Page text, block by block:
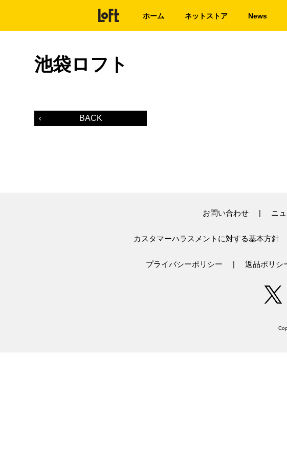
ホーム ネットストア News
池袋ロフト
BACK
お問い合わせ ニ
カスタマーハラスメントに対する基本方針
プライバシーポリシー 返品ポリシ